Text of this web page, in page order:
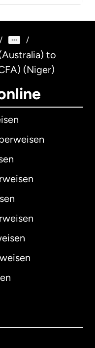
/ /
to
(Niger)